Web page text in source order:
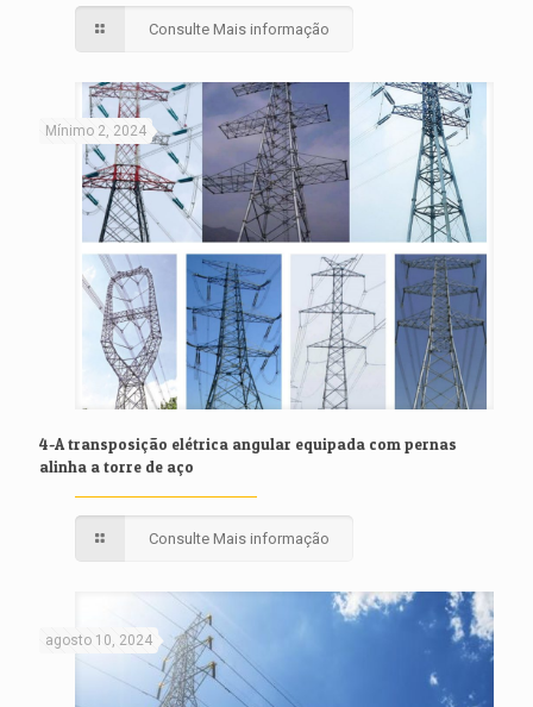
Consulte Mais informação
Mínimo 2, 2024
4-A transposição elétrica angular equipada com pernas
alinha a torre de aço
Consulte Mais informação
agosto 10, 2024